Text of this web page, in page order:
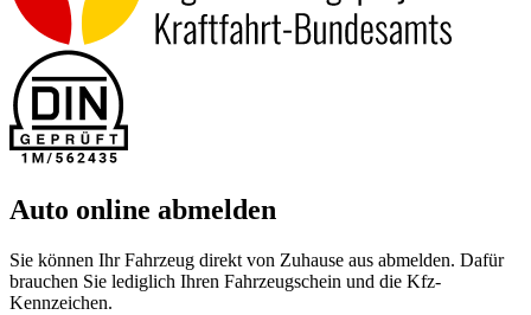
Auto online abmelden
Sie können Ihr Fahrzeug direkt von Zuhause aus abmelden. Dafür
brauchen Sie lediglich Ihren Fahrzeugschein und die Kfz-
Kennzeichen.